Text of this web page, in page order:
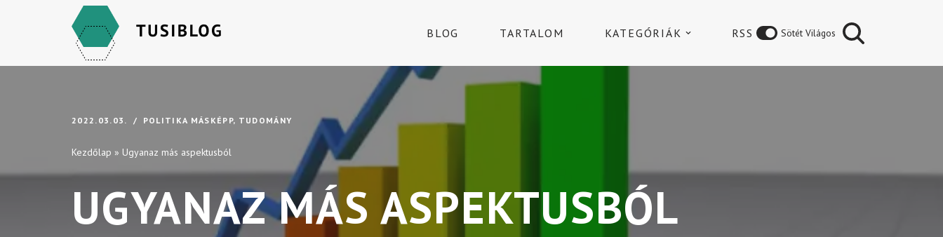
BLOG TARTALOM KATEGÓRIÁK RSS Sötét Világos
2022.03.03. POLITIKA MÁSKÉPP, TUDOMÁNY
Kezdőlap » Ugyanaz más aspektusból
UGYANAZ MÁS ASPEKTUSBÓL